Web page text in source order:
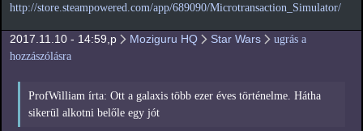
http://store.steampowered.com/app/689090/Microtransaction_Simulator/
2017.11.10 - 14:59,p Moziguru HQ Star Wars
ugrás a
hozzászólásra
ProfWilliam írta: Ott a galaxis több ezer éves történelme. Hátha
sikerül alkotni belőle egy jót